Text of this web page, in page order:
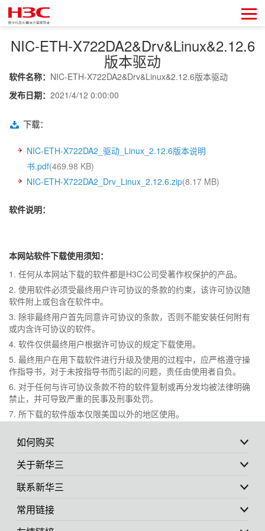
NIC-ETH-X722DA2&Drv&Linux&2.12.6
版本驱动
软件名称： NIC-ETH-X722DA2&Drv&Linux&2.12.6版本驱动
发布日期： 2021/4/12 0:00:00
下载：
NIC-ETH-X722DA2_驱动_Linux_2.12.6版本说明
书.pdf(469.98 KB)
NIC-ETH-X722DA2_Drv_Linux_2.12.6.zip(8.17 MB)
软件说明：
本网站软件下载使用须知：
1. 任何从本网站下载的软件都是H3C公司受著作权保护的产品。
2. 使用软件必须受最终用户许可协议的条款的约束，该许可协议随
软件附上或包含在软件中。
3. 除非最终用户首先同意许可协议的条款，否则不能安装任何附有
或内含许可协议的软件。
4. 软件仅供最终用户根据许可协议的规定下载使用。
5. 最终用户在用下载软件进行升级及使用的过程中，应严格遵守操
作指导书，对于未按指导书而引起的问题，责任由使用者自负。
6. 对于任何与许可协议条款不符的软件复制或再分发均被法律明确
禁止，并可导致严重的民事及刑事处罚。
7. 所下载的软件版本仅限美国以外的地区使用。
如何购买
关于新华三
联系新华三
常用链接